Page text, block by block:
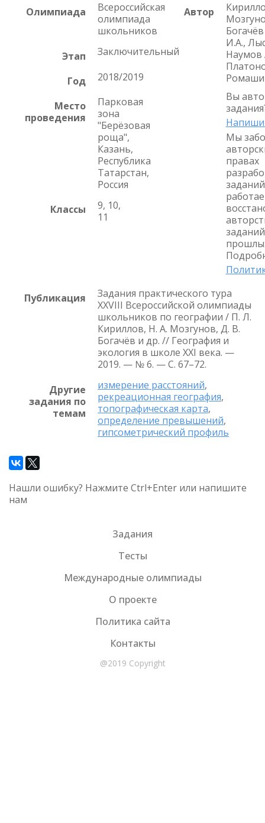
Олимпиада
Всероссийская
олимпиада
школьников
Этап
Заключительный
Год 2018/2019
Место
проведения
Парковая
зона
"Берёзовая
роща",
Казань,
Республика
Татарстан,
Россия
Классы
9, 10,
11
Автор
И.А.,
Наумов
Вы
Мы
правах
заданий
Публикация
Задания практического тура
XXVIII Всероссийской олимпиады
школьников по географии / П. Л.
Кириллов, Н. А. Мозгунов, Д. В.
Богачёв и др. // География и
экология в школе XXI века. —
2019. — № 6. — С. 67–72.
Другие
задания по
темам
измерение расстояний,
рекреационная география,
топографическая карта,
определение превышений,
гипсометрический профиль
Нашли ошибку? Нажмите Ctrl+Enter или напишите
нам
Задания
Тесты
Международные олимпиады
О проекте
Политика сайта
Контакты
@2019 Copyright